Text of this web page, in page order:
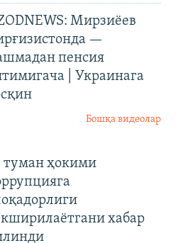
Мирзиёев
—
пенсия
| Украинага
Бошқа видеолар
туман ҳокими
хабар